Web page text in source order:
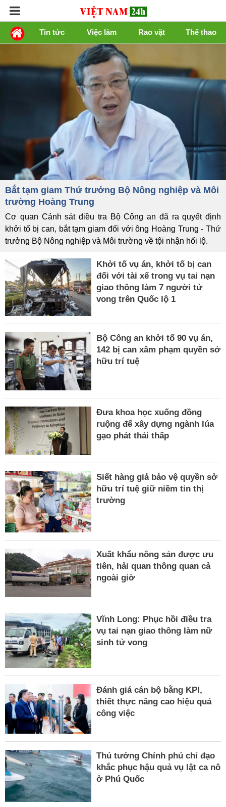
Tin tức Việc làm Rao vặt Thể thao
Bắt tạm giam Thứ trưởng Bộ Nông nghiệp và Môi
trường Hoàng Trung
Cơ quan Cảnh sát điều tra Bộ Công an đã ra quyết định
khởi tố bị can, bắt tạm giam đối với ông Hoàng Trung - Thứ
trưởng Bộ Nông nghiệp và Môi trường về tội nhận hối lộ.
Khởi tố vụ án, khởi tố bị can
đối với tài xế trong vụ tai nạn
giao thông làm 7 người tử
vong trên Quốc lộ 1
Bộ Công an khởi tố 90 vụ án,
142 bị can xâm phạm quyền sở
hữu trí tuệ
Đưa khoa học xuống đồng
ruộng để xây dựng ngành lúa
gạo phát thải thấp
Siết hàng giả bảo vệ quyền sở
hữu trí tuệ giữ niềm tin thị
trường
Xuất khẩu nông sản được ưu
tiên, hải quan thông quan cả
ngoài giờ
Vĩnh Long: Phục hồi điều tra
vụ tai nạn giao thông làm nữ
sinh tử vong
Đánh giá cán bộ bằng KPI,
thiết thực nâng cao hiệu quả
công việc
Thủ tướng Chính phủ chỉ đạo
khắc phục hậu quả vụ lật ca nô
ở Phú Quốc